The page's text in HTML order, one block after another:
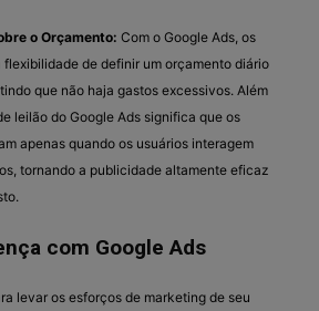
o Orçamento: Com o Google Ads, os
flexibilidade de definir um orçamento diário
que não haja gastos excessivos. Além
leilão do Google Ads significa que os
apenas quando os usuários interagem
tornando a publicidade altamente eficaz
com Google Ads
levar os esforços de marketing de seu